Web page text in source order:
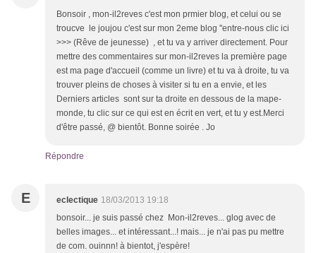
Bonsoir , mon-il2reves c'est mon prmier blog, et celui ou se
troucve le joujou c'est sur mon 2eme blog "entre-nous clic ici
>>> (Rêve de jeunesse) , et tu va y arriver directement. Pour
mettre des commentaires sur mon-il2reves la première page
est ma page d'accueil (comme un livre) et tu va à droite, tu va
trouver pleins de choses à visiter si tu en a envie, et les
Derniers articles sont sur ta droite en dessous de la mape-
monde, tu clic sur ce qui est en écrit en vert, et tu y est.Merci
d'être passé, @ bientôt. Bonne soirée . Jo
Répondre
E eclectique 18/03/2013 19:18
bonsoir... je suis passé chez Mon-il2reves... glog avec de
belles images... et intéressant...! mais... je n'ai pas pu mettre
de com. ouinnn! à bientot, j'espère!